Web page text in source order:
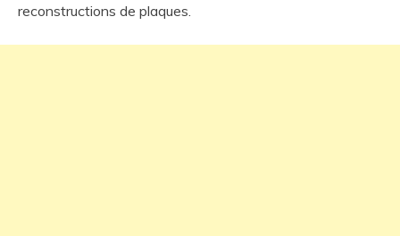
reconstructions de plaques.